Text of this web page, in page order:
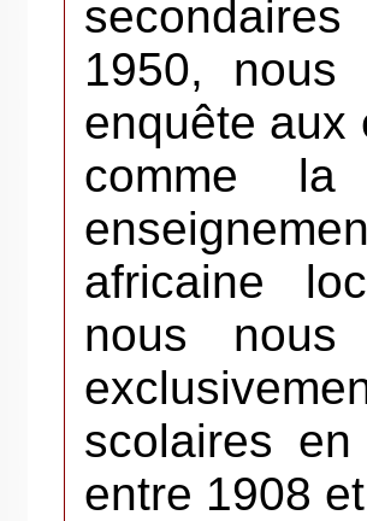
1950, nous
enquête aux
comme
africaine
nous nous
scolaires
entre 1908